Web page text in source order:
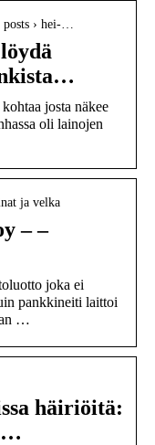
› hei-…
josta näkee
oli lainojen
ja velka
– –
joka ei
pankkineiti laittoi
…
häiriöitä:
…